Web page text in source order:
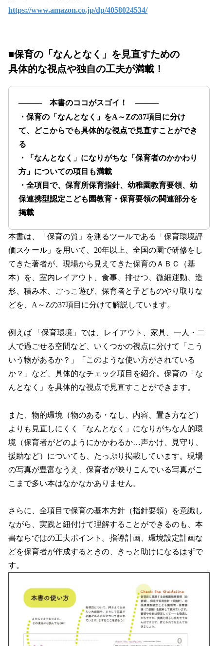
https://www.amazon.co.jp/dp/4058024534/
■保育の「なんとなく」を見直すための
具体的な視点や独自の工夫が満載！
――― 本書のココがスゴイ！ ―――
・保育の「なんとなく」をA～Zの37項目に分け
て、どこからでも具体的な視点で見直すことができ
る
・「なんとなく」になりがちな「保育者のかかわり
方」についての項目も満載
・全項目で、保育所保育指針、幼稚園教育要領、幼
保連携型認定こども園教育・保育要領の関連部分を
掲載
本書は、「保育の質」を測るツールである「保育環境評
価スケール」を用いて、20年以上、全国の園で研修をし
てきた著者が、現場から見えてきた保育のＡＢＣ（基
本）を、室内レイアウト、食事、排せつ、微細運動、造
形、積み木、ごっこ遊び、保育者と子どものやり取りな
どを、A～Zの37項目に分けて解説しています。
例えば 「保育環境」では、レイアウト、家具、一人・二
人で過ごせる空間など、いくつかの視点に分けて「こう
いう物があるか？」「このような使い方がされている
か？」など、具体的なチェック項目を紹介。保育の「な
んとなく」を具体的な視点で見直すことができます。
また、物的環境（物のある・なし、内容、置き方など）
よりも見直しにくく「なんとなく」になりがちな人的環
境（保育者がどのようにかかわるか…声かけ、見守り、
援助など）についても、たっぷり掲載しています。現場
の写真が豊富なうえ、保育者が映りこんでいる写真がこ
こまで多い本はなかなかありません。
さらに、全項目で保育の基本方針（指針要領）を意識し
ながら、実践と紐付けて理解することができるのも、本
書ならではの工夫ポイント。指導計画、環境設定計画な
どを保育者が作成するときの、きっと助けになるはずで
す。